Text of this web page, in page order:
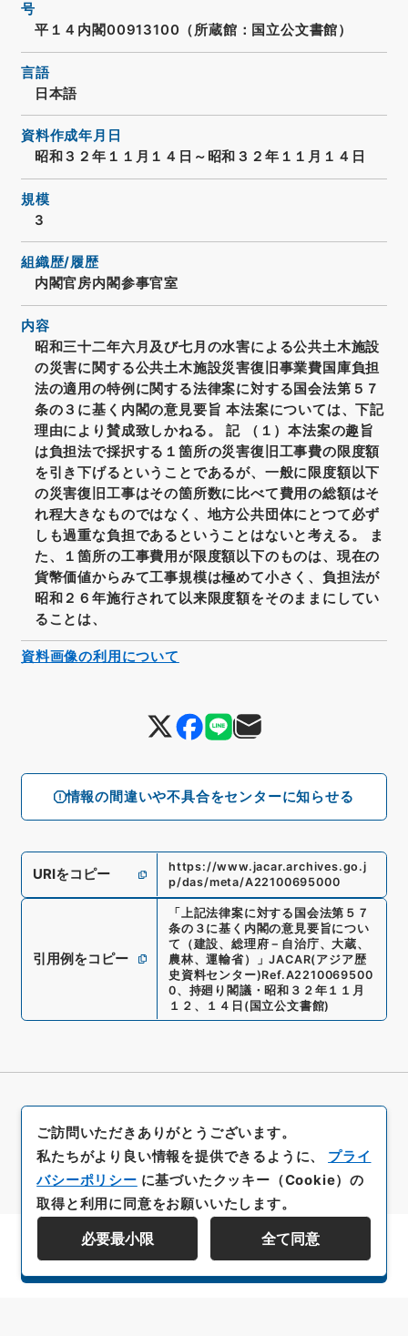
情報の間違いや不具合をセンターに知らせる
号
平１４内閣00913100（所蔵館：国立公文書館）
言語
日本語
資料作成年月日
昭和３２年１１月１４日～昭和３２年１１月１４日
規模
3
組織歴/履歴
内閣官房内閣参事官室
内容
昭和三十二年六月及び七月の水害による公共土木施設
の災害に関する公共土木施設災害復旧事業費国庫負担
法の適用の特例に関する法律案に対する国会法第５７
条の３に基く内閣の意見要旨 本法案については、下記
理由により賛成致しかねる。 記 （１）本法案の趣旨
は負担法で採択する１箇所の災害復旧工事費の限度額
を引き下げるということであるが、一般に限度額以下
の災害復旧工事はその箇所数に比べて費用の総額はそ
れ程大きなものではなく、地方公共団体にとつて必ず
しも過重な負担であるということはないと考える。 ま
た、１箇所の工事費用が限度額以下のものは、現在の
貨幣価値からみて工事規模は極めて小さく、負担法が
昭和２６年施行されて以来限度額をそのままにしてい
ることは、
URIをコピー
https://www.jacar.archives.go.j
p/das/meta/A22100695000
引用例をコピー
「 上記法律案に対する国会法第５７
条の３に基く内閣の意見要旨につい
て（建設、総理府－自治庁、大蔵、
農林、運輸省）
」JACAR(アジア歴
史資料センター)Ref.A2210069500
0、 持廻り閣議・昭和３２年１１月
１２、１４日 (国立公文書館)
資料画像の利用について
資料群階層を表示する
ご訪問いただきありがとうございます。
私たちがより良い情報を提供できるように、 プライ
バシーポリシー に基づいたクッキー（Cookie）の
取得と利用に同意をお願いいたします。
必要最小限 全て同意